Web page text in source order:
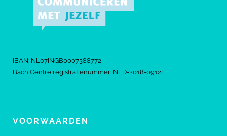
IBAN: NL07INGB0007388772
Bach Centre registratienummer: NED-2018-0912E
VOORWAARDEN